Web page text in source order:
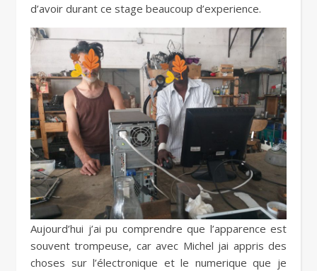
d’avoir durant ce stage beaucoup d’experience.
Aujourd’hui j’ai pu comprendre que l’apparence est
souvent trompeuse, car avec Michel jai appris des
choses sur l’électronique et le numerique que je